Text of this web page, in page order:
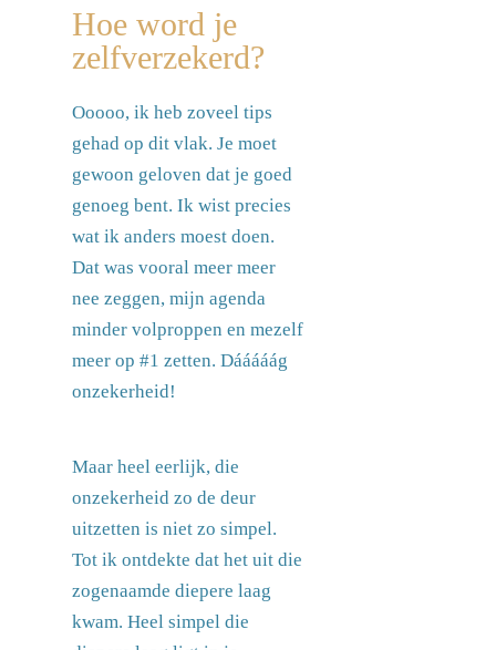
Hoe word je
zelfverzekerd?
Ooooo, ik heb zoveel tips
gehad op dit vlak. Je moet
gewoon geloven dat je goed
genoeg bent. Ik wist precies
wat ik anders moest doen.
Dat was vooral meer meer
nee zeggen, mijn agenda
minder volproppen en mezelf
meer op #1 zetten. Dááááág
onzekerheid!
Maar heel eerlijk, die
onzekerheid zo de deur
uitzetten is niet zo simpel.
Tot ik ontdekte dat het uit die
zogenaamde diepere laag
kwam. Heel simpel die